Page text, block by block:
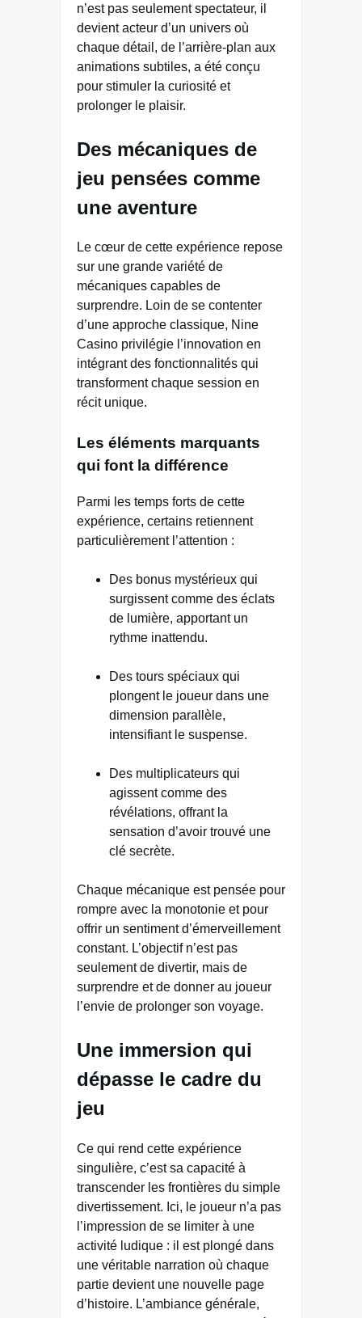
n’est pas seulement spectateur, il
devient acteur d’un univers où
chaque détail, de l’arrière-plan aux
animations subtiles, a été conçu
pour stimuler la curiosité et
prolonger le plaisir.
Des mécaniques de
jeu pensées comme
une aventure
Le cœur de cette expérience repose
sur une grande variété de
mécaniques capables de
surprendre. Loin de se contenter
d’une approche classique, Nine
Casino privilégie l’innovation en
intégrant des fonctionnalités qui
transforment chaque session en
récit unique.
Les éléments marquants
qui font la différence
Parmi les temps forts de cette
expérience, certains retiennent
particulièrement l’attention :
Des bonus mystérieux qui
surgissent comme des éclats
de lumière, apportant un
rythme inattendu.
Des tours spéciaux qui
plongent le joueur dans une
dimension parallèle,
intensifiant le suspense.
Des multiplicateurs qui
agissent comme des
révélations, offrant la
sensation d’avoir trouvé une
clé secrète.
Chaque mécanique est pensée pour
rompre avec la monotonie et pour
offrir un sentiment d’émerveillement
constant. L’objectif n’est pas
seulement de divertir, mais de
surprendre et de donner au joueur
l’envie de prolonger son voyage.
Une immersion qui
dépasse le cadre du
jeu
Ce qui rend cette expérience
singulière, c’est sa capacité à
transcender les frontières du simple
divertissement. Ici, le joueur n’a pas
l’impression de se limiter à une
activité ludique : il est plongé dans
une véritable narration où chaque
partie devient une nouvelle page
d’histoire. L’ambiance générale,